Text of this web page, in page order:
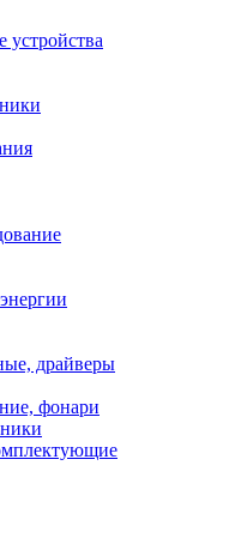
драйверы
фонари